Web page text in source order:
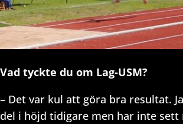
Vad tyckte du om Lag-USM?
– Det var kul att göra bra resultat.
del i höjd tidigare men har inte sett